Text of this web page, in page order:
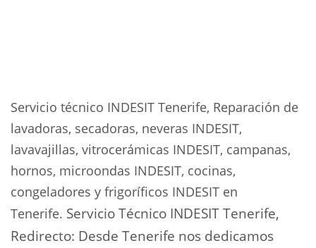
Servicio técnico INDESIT Tenerife, Reparación de
lavadoras, secadoras, neveras INDESIT,
lavavajillas, vitrocerámicas INDESIT, campanas,
hornos, microondas INDESIT, cocinas,
congeladores y frigoríficos INDESIT en
Tenerife. Servicio Técnico INDESIT Tenerife,
Redirecto: Desde Tenerife nos dedicamos